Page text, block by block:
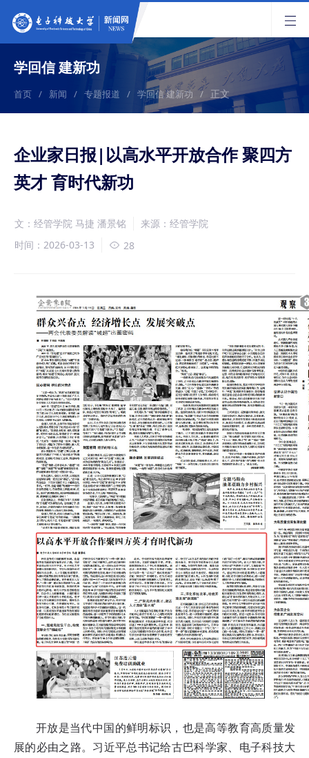
学回信 建新功
首页 / 新闻 / 专题报道 / 学回信 建新功 / 正文
企业家日报|以高水平开放合作 聚四方
英才 育时代新功
文：经管学院 马捷 潘景铭
来源：经管学院
时间：2026-03-13
28
开放是当代中国的鲜明标识，也是高等教育高质量发
展的必由之路。习近平总书记给古巴科学家、电子科技大